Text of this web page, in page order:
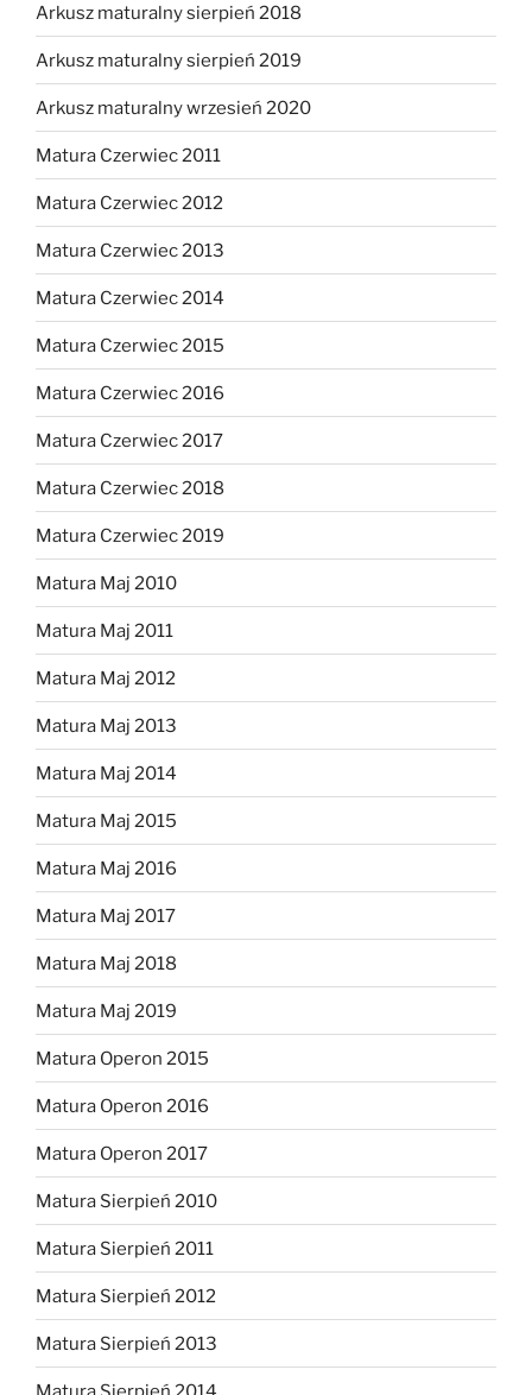
Arkusz maturalny sierpień 2018
Arkusz maturalny sierpień 2019
Arkusz maturalny wrzesień 2020
Matura Czerwiec 2011
Matura Czerwiec 2012
Matura Czerwiec 2013
Matura Czerwiec 2014
Matura Czerwiec 2015
Matura Czerwiec 2016
Matura Czerwiec 2017
Matura Czerwiec 2018
Matura Czerwiec 2019
Matura Maj 2010
Matura Maj 2011
Matura Maj 2012
Matura Maj 2013
Matura Maj 2014
Matura Maj 2015
Matura Maj 2016
Matura Maj 2017
Matura Maj 2018
Matura Maj 2019
Matura Operon 2015
Matura Operon 2016
Matura Operon 2017
Matura Sierpień 2010
Matura Sierpień 2011
Matura Sierpień 2012
Matura Sierpień 2013